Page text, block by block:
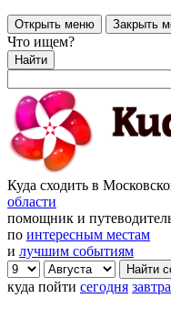
Открыть меню Закрыть
Что ищем?
Найти
Куда сходить в
области
помощник и
по интересным местам
и лучшим событиям
куда пойти сегодня завтра